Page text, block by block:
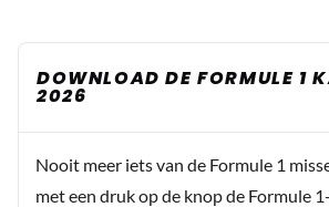
DOWNLOAD DE FORMULE 1
2026
Nooit meer iets van de Formule 1
met een druk op de knop de Formule